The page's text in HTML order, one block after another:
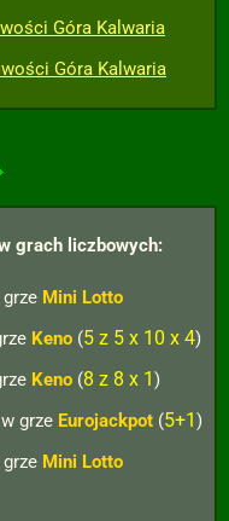
Góra Kalwaria
Góra Kalwaria
grach liczbowych:
Mini Lotto
Keno (5 z 5 x 10 x 4)
Keno (8 z 8 x 1)
w grze Eurojackpot (5+1)
Mini Lotto